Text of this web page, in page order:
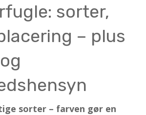
sorter,
– plus
sorter – farven gør en